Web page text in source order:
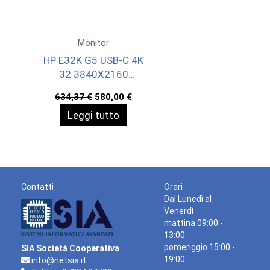
Monitor
HP E32K G5 USB-C 4K
32 3840X2160
634,37€ Il
prezzo
originale
era:
580,00 €Il
prezzo
Leggi tutto
Contatti
SIA Società Cooperativa
info@netsia.it
Orari
Dal Lunedì al
Venerdì
mattina 09:00 -
13:00
pomeriggio 15:00 -
19:00